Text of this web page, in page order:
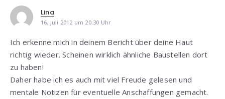
Lina
16. Juli 2012 um 20:30 Uhr
Ich erkenne mich in deinem Bericht über deine Haut
richtig wieder. Scheinen wirklich ähnliche Baustellen dort
zu haben!
Daher habe ich es auch mit viel Freude gelesen und
mentale Notizen für eventuelle Anschaffungen gemacht.